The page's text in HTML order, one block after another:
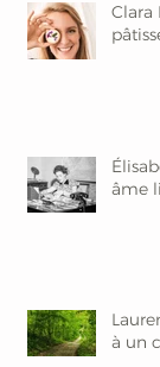
Clara
âme
à un